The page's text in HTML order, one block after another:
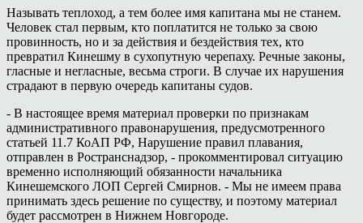
Называть теплоход, а тем более имя капитана мы не станем.
Человек стал первым, кто поплатится не только за свою
провинность, но и за действия и бездействия тех, кто
превратил Кинешму в сухопутную черепаху. Речные законы,
гласные и негласные, весьма строги. В случае их нарушения
страдают в первую очередь капитаны судов.
- В настоящее время материал проверки по признакам
административного правонарушения, предусмотренного
статьей 11.7 КоАП РФ, Нарушение правил плавания,
отправлен в Ространснадзор, - прокомментировал ситуацию
временно исполняющий обязанности начальника
Кинешемского ЛОП Сергей Смирнов. - Мы не имеем права
принимать здесь решение по существу, и поэтому материал
будет рассмотрен в Нижнем Новгороде.